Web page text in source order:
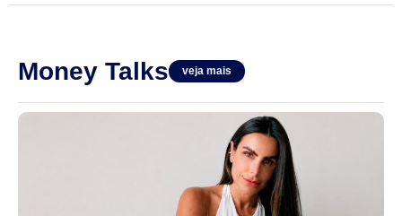
Money Talks veja mais